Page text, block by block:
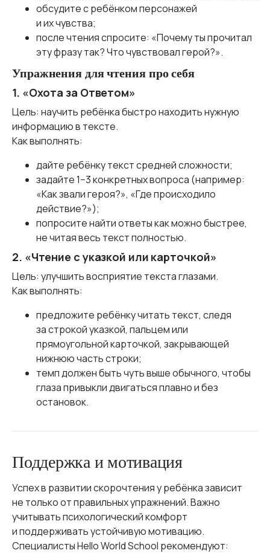
обсудите с ребёнком персонажей
и их чувства;
после чтения спросите: «Почему ты прочитал
эту фразу так? Что чувствовал герой?».
Упражнения для чтения про себя
1. «Охота за Ответом»
Цель: научить ребёнка быстро находить нужную
информацию в тексте.
Как выполнять:
дайте ребёнку текст средней сложности;
задайте 1−3 конкретных вопроса (например:
«Как звали героя?», «Где происходило
действие?»);
попросите найти ответы как можно быстрее,
не читая весь текст полностью.
2. «Чтение с указкой или карточкой»
Цель: улучшить восприятие текста глазами.
Как выполнять:
предложите ребёнку читать текст, следя
за строкой указкой, пальцем или
прямоугольной карточкой, закрывающей
нижнюю часть строки;
темп должен быть чуть выше обычного, чтобы
глаза привыкли двигаться плавно и без
остановок.
Поддержка и мотивация
Успех в развитии скорочтения у ребёнка зависит
не только от правильных упражнений. Важно
учитывать психологический комфорт
и поддерживать устойчивую мотивацию.
Специалисты Hello World School рекомендуют: